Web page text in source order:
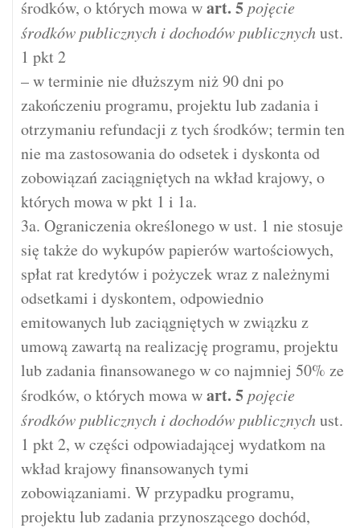
środków, o których mowa wart. 5 pojęcie
środków publicznych i dochodów publicznychust.
1 pkt 2
– w terminie nie dłuższym niż 90 dni po
zakończeniu programu, projektu lub zadania i
otrzymaniu refundacji z tych środków; termin ten
nie ma zastosowania do odsetek i dyskonta od
zobowiązań zaciągniętych na wkład krajowy, o
których mowa w pkt 1 i 1a.
3a. Ograniczenia określonego w ust. 1 nie stosuje
się także do wykupów papierów wartościowych,
spłat rat kredytów i pożyczek wraz z należnymi
odsetkami i dyskontem, odpowiednio
emitowanych lub zaciągniętych w związku z
umową zawartą na realizację programu, projektu
lub zadania finansowanego w co najmniej 50% ze
środków, o których mowa wart. 5 pojęcie
środków publicznych i dochodów publicznychust.
1 pkt 2, w części odpowiadającej wydatkom na
wkład krajowy finansowanych tymi
zobowiązaniami. W przypadku programu,
projektu lub zadania przynoszącego dochód,